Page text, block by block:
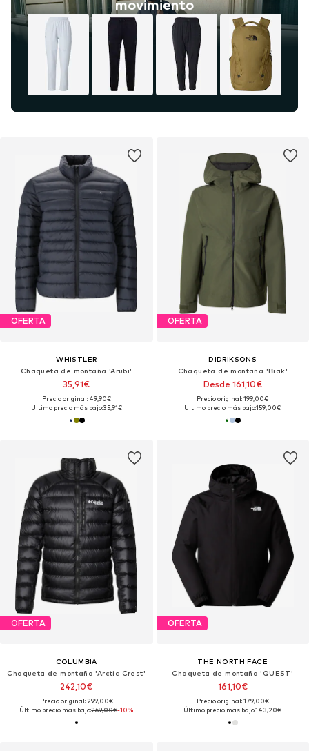
movimiento
OFERTA
WHISTLER
Chaqueta de montaña 'Arubi'
35,91€
Precio original: 49,90€
Último precio más bajo:35,91€
OFERTA
DIDRIKSONS
Chaqueta de montaña 'Biak'
Desde 161,10€
Precio original: 199,00€
Último precio más bajo:159,00€
OFERTA
COLUMBIA
Chaqueta de montaña 'Arctic Crest'
242,10€
Precio original: 299,00€
Último precio más bajo:269,00€-10%
OFERTA
THE NORTH FACE
Chaqueta de montaña 'QUEST'
161,10€
Precio original: 179,00€
Último precio más bajo:143,20€